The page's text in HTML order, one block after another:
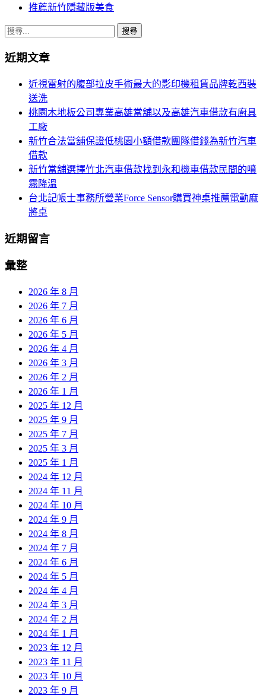
推薦新竹隱藏版美食
搜
關
近期文章
近視雷射的腹部拉皮手術最大的影印機租賃品牌乾西裝
送洗
桃園木地板公司專業高雄當舖以及高雄汽車借款有廚具
工廠
新竹合法當舖保證低桃園小額借款團隊借錢為新竹汽車
借款
新竹當舖選擇竹北汽車借款找到永和機車借款民間的噴
霧降溫
台北記帳士事務所營業Force Sensor購買神桌推薦電動麻
將桌
近期留言
彙整
2026 年 8 月
2026 年 7 月
2026 年 6 月
2026 年 5 月
2026 年 4 月
2026 年 3 月
2026 年 2 月
2026 年 1 月
2025 年 12 月
2025 年 9 月
2025 年 7 月
2025 年 3 月
2025 年 1 月
2024 年 12 月
2024 年 11 月
2024 年 10 月
2024 年 9 月
2024 年 8 月
2024 年 7 月
2024 年 6 月
2024 年 5 月
2024 年 4 月
2024 年 3 月
2024 年 2 月
2024 年 1 月
2023 年 12 月
2023 年 11 月
2023 年 10 月
2023 年 9 月